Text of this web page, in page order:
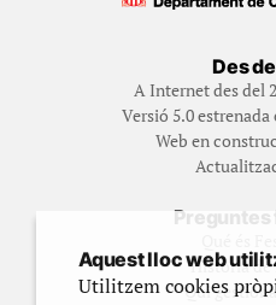
Des
A Internet des del
Versió 5.0 estrenada
Web en
Història de
Qui
Aquest lloc web
Utilitzem cookies